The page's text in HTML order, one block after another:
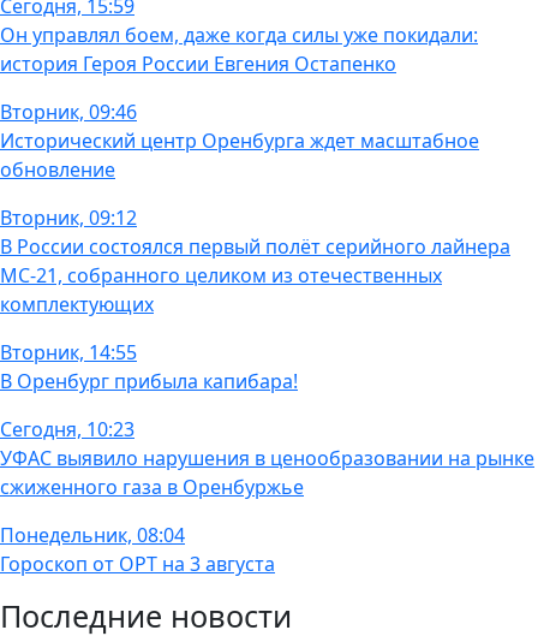
Сегодня, 15:59
Он управлял боем, даже когда силы уже покидали:
история Героя России Евгения Остапенко
Вторник, 09:46
Исторический центр Оренбурга ждет масштабное
обновление
Вторник, 09:12
В России состоялся первый полёт серийного лайнера
МС-21, собранного целиком из отечественных
комплектующих
Вторник, 14:55
В Оренбург прибыла капибара!
Сегодня, 10:23
УФАС выявило нарушения в ценообразовании на рынке
сжиженного газа в Оренбуржье
Понедельник, 08:04
Гороскоп от ОРТ на 3 августа
Последние новости